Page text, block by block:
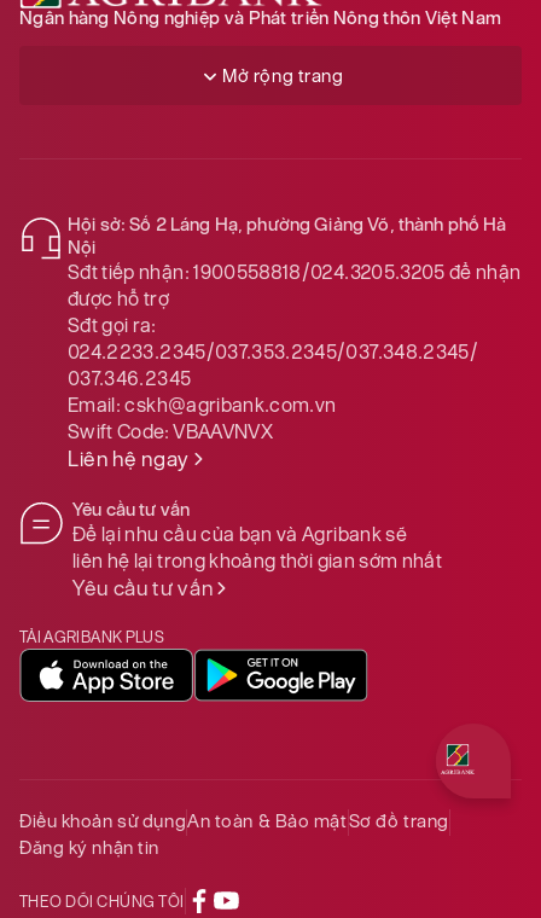
Ngân hàng Nông nghiệp và Phát triển Nông thôn Việt Nam
Mở rộng trang
Hội sở: Số 2 Láng Hạ, phường Giảng Võ, thành phố Hà
Nội
Sđt tiếp nhận: 1900558818/024.3205.3205để nhận
được hỗ trợ
Sđt gọi ra:
024.2233.2345/037.353.2345/037.348.2345/
037.346.2345
Email:cskh@agribank.com.vn
Swift Code:VBAAVNVX
Liên hệ ngay
Yêu cầu tư vấn
Để lại nhu cầu của bạn và Agribank sẽ
liên hệ lại trong khoảng thời gian sớm nhất
Yêu cầu tư vấn
TẢI AGRIBANK PLUS
Điều khoản sử dụngAn toàn & Bảo mậtSơ đồ trang
Đăng ký nhận tin
THEO DÕI CHÚNG TÔI
Quý